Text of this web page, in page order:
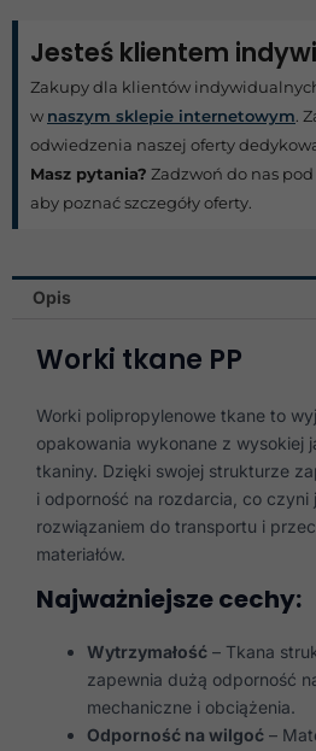
Jesteś klientem
Zakupy dla klientów
w naszym sklepie internetowym .
odwiedzenia naszej oferty
Masz pytania? Zadzwoń do nas
aby poznać szczegóły oferty.
Opis
Worki tkane PP
Worki polipropylenowe tkane to
opakowania wykonane z wysokiej
tkaniny. Dzięki swojej strukturze
i odporność na rozdarcia, co czyni
rozwiązaniem do transportu i
materiałów.
Najważniejsze cechy:
Wytrzymałość – Tkana
zapewnia dużą odporność
mechaniczne i obciążenia.
Odporność na wilgoć –